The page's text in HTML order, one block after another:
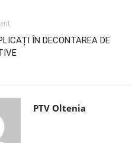
ÎN DECONTAREA DE
PTV Oltenia